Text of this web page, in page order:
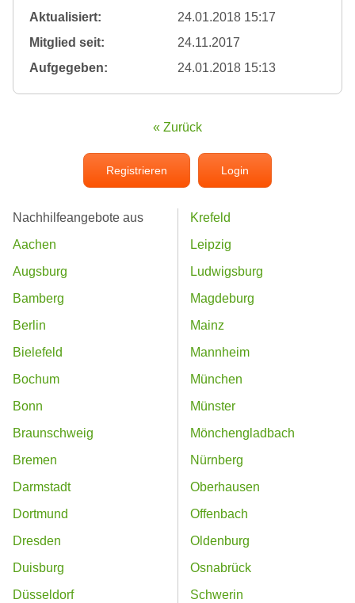
Aktualisiert:
24.01.2018 15:17
Mitglied seit:
24.11.2017
Aufgegeben:
24.01.2018 15:13
« Zurück
Registrieren Login
Nachhilfeangebote aus
Aachen
Augsburg
Bamberg
Berlin
Bielefeld
Bochum
Bonn
Braunschweig
Bremen
Darmstadt
Dortmund
Dresden
Duisburg
Düsseldorf
Krefeld
Leipzig
Ludwigsburg
Magdeburg
Mainz
Mannheim
München
Münster
Mönchengladbach
Nürnberg
Oberhausen
Offenbach
Oldenburg
Osnabrück
Schwerin